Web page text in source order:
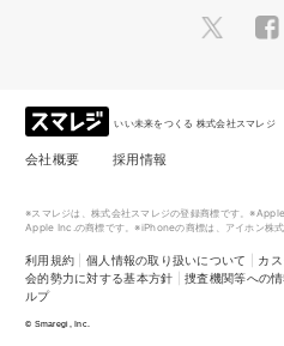
いい未来をつくる 株式会社スマレジ
会社概要 採用情報
※スマレジは、株式会社スマレジの登録商標です。
Apple Inc.の商標です。※iPhoneの商標は、アイホン株式
利用規約 個人情報の取り扱いについて カ
会的勢力に対する基本方針 |捜査機関等への
ルプ
© Smaregi, Inc.